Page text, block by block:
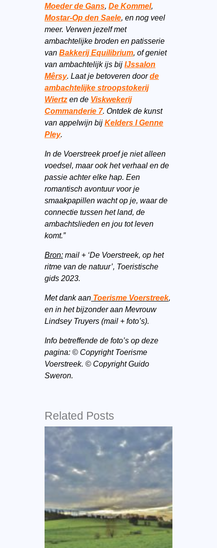
Moeder de Gans, De Kommel,
Mostar-Op den Saele, en nog veel
meer. Verwen jezelf met
ambachtelijke broden en patisserie
van Bakkerij Equilibrium, of geniet
van ambachtelijk ijs bij IJssalon
Mêrsy. Laat je betoveren doorde
ambachtelijke stroopstokerij
Wiertzen de Viskwekerij
Commanderie 7. Ontdek de kunst
van appelwijn bij Kelders I Genne
Pley.
In de Voerstreek proef je niet alleen
voedsel, maar ook het verhaal en de
passie achter elke hap. Een
romantisch avontuur voor je
smaakpapillen wacht op je, waar de
connectie tussen het land, de
ambachtslieden en jou tot leven
komt.”
Bron:mail + ‘De Voerstreek, op het
ritme van de natuur’, Toeristische
gids 2023.
Met dank aanToerisme Voerstreek,
en in het bijzonder aan Mevrouw
Lindsey Truyers (mail + foto’s).
Info betreffende de foto’s op deze
pagina: © Copyright Toerisme
Voerstreek. © Copyright Guido
Sweron.
Related Posts